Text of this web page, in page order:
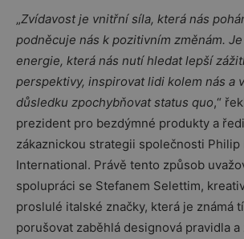
„Zvídavost je vnitřní síla, která nás
podněcuje nás k pozitivním změnám.
energie, která nás nutí hledat lepší
perspektivy, inspirovat lidi kolem nás a
důsledku zpochybňovat status quo,“
prezident pro bezdýmné produkty a
zákaznickou strategii společnosti Philip
International. Právě tento způsob
spolupráci se Stefanem Selettim,
proslulé italské značky, která je známá
porušovat zaběhlá designová pravidla a